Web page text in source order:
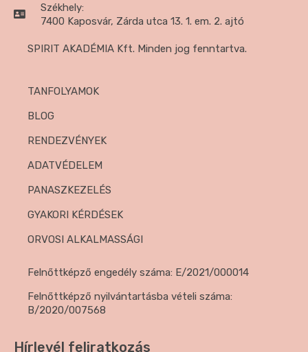
Székhely:
7400 Kaposvár, Zárda utca 13. 1. em. 2. ajtó
SPIRIT AKADÉMIA Kft. Minden jog fenntartva.
TANFOLYAMOK
BLOG
RENDEZVÉNYEK
ADATVÉDELEM
PANASZKEZELÉS
GYAKORI KÉRDÉSEK
ORVOSI ALKALMASSÁGI
Felnőttképző engedély száma: E/2021/000014
Felnőttképző nyilvántartásba vételi száma:
B/2020/007568
Hírlevél feliratkozás